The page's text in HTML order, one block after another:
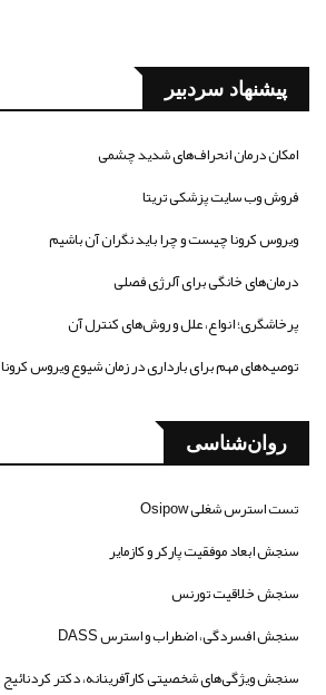
پیشنهاد سردبیر
امکان درمان انحراف‌های شدید چشمی
فروش وب سایت پزشکی تریتا
ویروس کرونا چیست و چرا باید نگران آن باشیم
درمان‌های خانگی برای آلرژی فصلی
پرخاشگری؛ انواع، علل و روش‌های کنترل آن
توصیه‌های مهم برای بارداری در زمان شیوع ویروس کرونا
روان‌شناسی
تست استرس شغلی Osipow
سنجش ابعاد موفقیت پارکر و کازمایر
سنجش خلاقیت تورنس
سنجش افسردگی، اضطراب و استرس DASS
سنجش ویژگی‌های شخصیتی کارآفرینانه، دکتر کردنائیج